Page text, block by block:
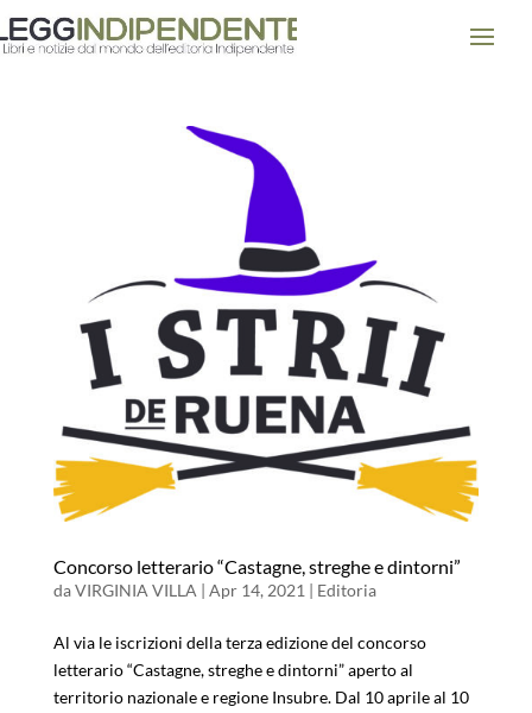
Concorso letterario “Castagne, streghe e dintorni”
daVIRGINIA VILLA | Apr 14, 2021 | Editoria
Al via le iscrizioni della terza edizione del concorso
letterario “Castagne, streghe e dintorni” aperto al
territorio nazionale e regione Insubre. Dal 10 aprile al 10